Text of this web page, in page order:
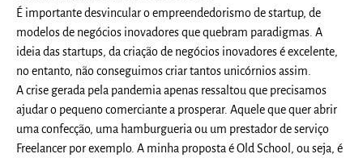
É importante desvincular o empreendedorismo de startup, de
modelos de negócios inovadores que quebram paradigmas. A
ideia das startups, da criação de negócios inovadores é excelente,
no entanto, não conseguimos criar tantos unicórnios assim.
A crise gerada pela pandemia apenas ressaltou que precisamos
ajudar o pequeno comerciante a prosperar. Aquele que quer abrir
uma confecção, uma hamburgueria ou um prestador de serviço
Freelancer por exemplo. A minha proposta é Old School, ou seja, é